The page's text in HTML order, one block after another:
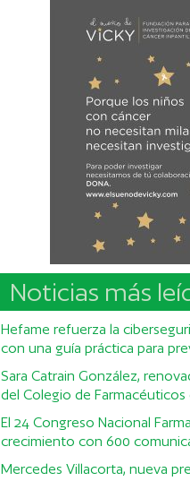
Noticias más
Hefame refuerza la
con una guía práctica para
Sara Catrain González,
del Colegio de Farmacéuticos
El 24 Congreso Nacional
crecimiento con 600
Mercedes Villacorta, nueva